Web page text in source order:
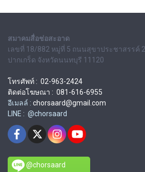
สมาคมสื่อช่อสะอาด
เลขที่ 18/882 หมู่ที่ 5 ถนนสุขาประชาสรรค์
ปากเกร็ด จังหวัดนนทบุรี 11120
โทรศัพท์ : 02-963-2424
ติดต่อโฆษณา : 081-616-6955
อีเมลล์ : chorsaard@gmail.com
LINE : @chorsaard
@chorsaard